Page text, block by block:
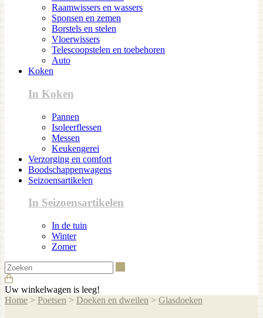
Raamwissers en wassers
Sponsen en zemen
Borstels en stelen
Vloerwissers
Telescoopstelen en toebehoren
Auto
Koken
In Koken
Pannen
Isoleerflessen
Messen
Keukengerei
Verzorging en comfort
Boodschappenwagens
Seizoensartikelen
In Seizoensartikelen
In de tuin
Winter
Zomer
Uw winkelwagen is leeg!
Home > Poetsen > Doeken en dweilen > Glasdoeken